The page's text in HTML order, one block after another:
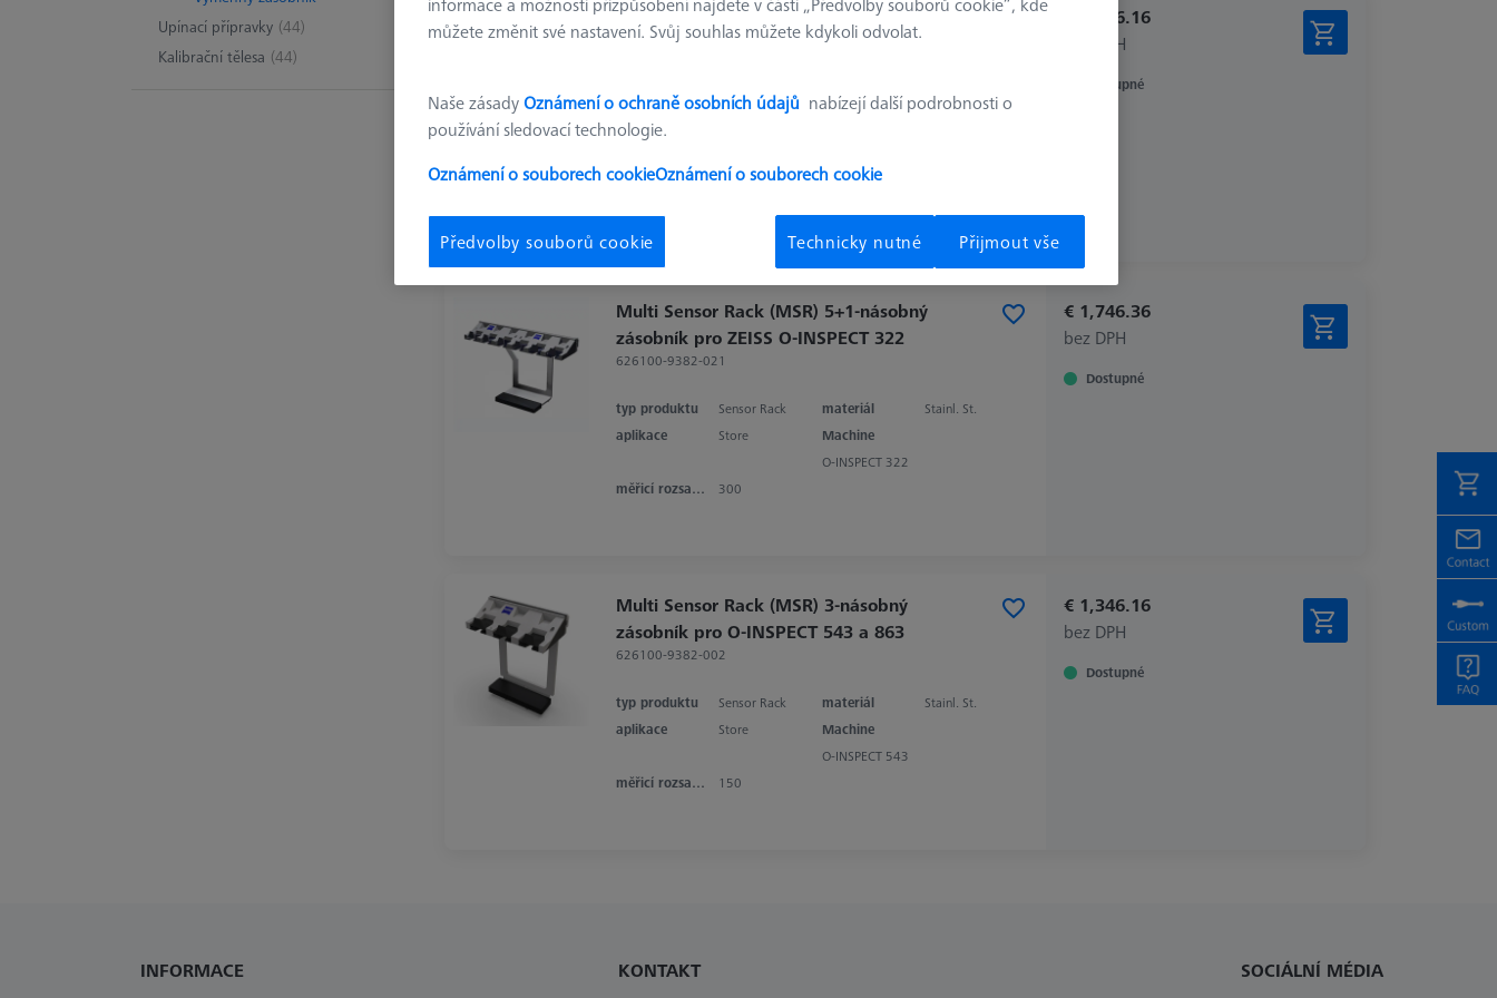
Upínací přípravky (44)
Kalibrační tělesa (44)
Multi Sensor Rack (MSR) 3-násobný
zásobník pro ZEISS O-INSPECT 322
typ produktu Sensor Rack materiál
Stainl. St.
aplikace
O-INSPECT 322
€ 1,346.16
bez DPH
Dostupné
Multi Sensor Rack (MSR) 5+1-násobný
zásobník pro ZEISS O-INSPECT 322
626100-9382-021
typ produktu Sensor Rack materiál
Stainl. St.
aplikace
Store
Machine
O-INSPECT 322
měřicí rozsah v ose X
300
€ 1,746.36
bez DPH
Dostupné
Multi Sensor Rack (MSR) 3-násobný
zásobník pro O-INSPECT 543 a 863
626100-9382-002
typ produktu Sensor Rack materiál
Stainl. St.
aplikace
Store
Machine
O-INSPECT 543
měřicí rozsah v ose X
150
€ 1,346.16
bez DPH
Dostupné
INFORMACE KONTAKT SOCIÁLNÍ MÉDIA
můžete změnit své nastavení. Svůj souhlas můžete kdykoli odvolat.
Naše zásadyOznámení o ochraně osobních údajů nabízejí další podrobnosti o
používání sledovací technologie.
Oznámení o souborech cookieOznámení o souborech cookie
Předvolby souborů cookie Technicky nutné Přijmout vše